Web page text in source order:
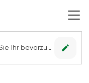
Kein Geschäft ausgewählt. Wählen Sie Ihr bevorzugtes Geschäft, um alle Angebote sehen zu können. edit